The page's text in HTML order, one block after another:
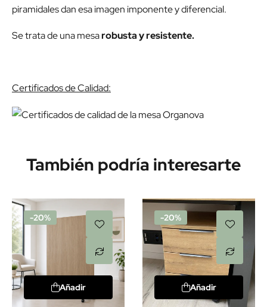
piramidales dan esa imagen imponente y diferencial.
Se trata de una mesarobusta y resistente.
Certificados de Calidad:
También podría interesarte
-20%
Añadir
-20%
Añadir